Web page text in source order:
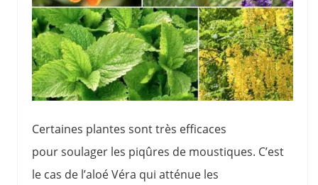
Certaines plantes sont très efficaces
pour soulager les piqûres de moustiques. C’est
le cas de l’aloé Véra qui atténue les